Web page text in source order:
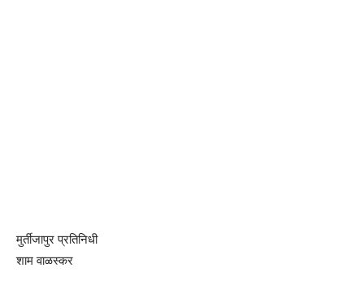
मुर्तीजापुर प्रतिनिधी
शाम वाळस्कर